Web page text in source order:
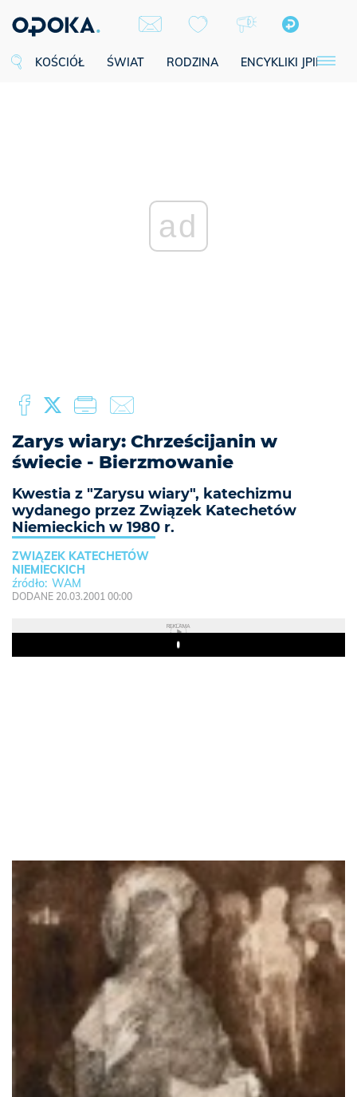
KOŚCIÓŁ ŚWIAT RODZINA ENCYKLIKI JPII
ad
Zarys wiary: Chrześcijanin w
świecie - Bierzmowanie
Kwestia z "Zarysu wiary", katechizmu
wydanego przez Związek Katechetów
Niemieckich w 1980 r.
ZWIĄZEK KATECHETÓW
NIEMIECKICH
WAM
DODANE 20.03.2001 00:00
REKLAMA
Play